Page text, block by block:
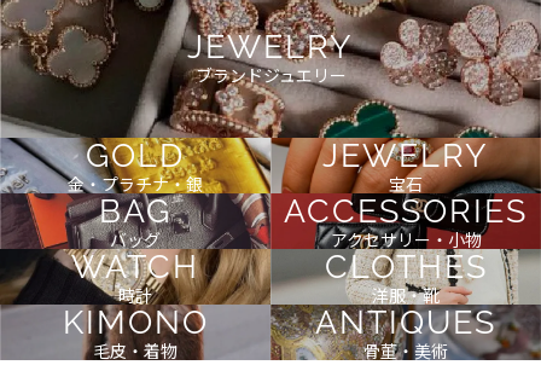
JEWELRY
ブランドジュエリー
GOLD
金・プラチナ・銀
JEWELRY
宝石
BAG
バッグ
ACCESSORIES
アクセサリー・小物
WATCH
時計
CLOTHES
洋服・靴
KIMONO
毛皮・着物
ANTIQUES
骨董・美術